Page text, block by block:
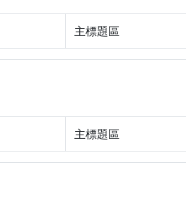
主標題區
主標題區